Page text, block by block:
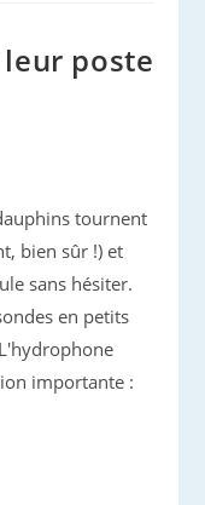
leur poste
tournent
bien sûr !) et
sans hésiter.
en petits
importante :